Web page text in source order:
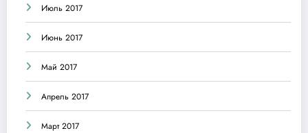
Июль 2017
Июнь 2017
Май 2017
Апрель 2017
Март 2017